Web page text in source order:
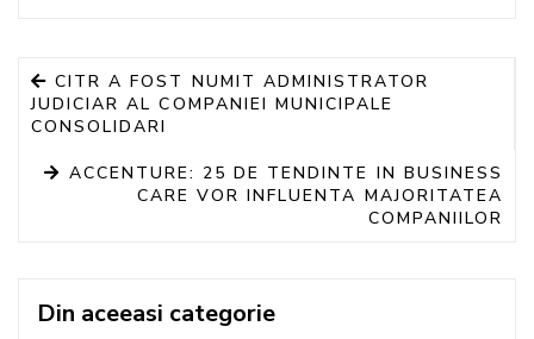
CITR A FOST NUMIT ADMINISTRATOR
JUDICIAR AL COMPANIEI MUNICIPALE
CONSOLIDARI
ACCENTURE: 25 DE TENDINTE IN BUSINESS
CARE VOR INFLUENTA MAJORITATEA
COMPANIILOR
Din aceeasi categorie